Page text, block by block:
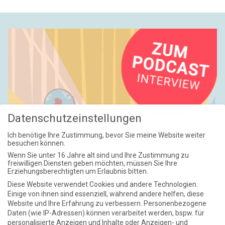
gegangen bin. Ich gönne dem allmächtigen Tod alles:
meinen klapprigen Körper, meine Gedanken, mein
Lachen – aber nicht meine Angst. Mir ist eine große
Mitgift an Angst zugefallen, ich muss sie verbrauchen
wie ein verschwenderischer Spieler – im Leben. Eine
Erbschaft darf es nicht geben. Ich habe keine
Nachkommen, nur meinen Tod. Und diesen Nachlass
jeden Weg gegangen sind, der ein Ziel versprach;
meine Augen, die jedes Ziel gesehen haben; mein
Mund, der die Frage aussprach; mein Herz, das bis
zum Hals schlug – alles, alles für die Würmer, die
Wissenschaft, für den Tod. Aber nicht meinen
Angstschweiß: Der soll eintrocknen nach der letzten,
wahnwitzigsten Verwegenheit – dann kann ich
sterben.
R: Ich ... Ich weiß nicht, was ich sagen soll. Ich kann Sie
Datenschutzeinstellungen
Ich benötige Ihre Zustimmung, bevor Sie meine Website weiter
besuchen können.
Wenn Sie unter 16 Jahre alt sind und Ihre Zustimmung zu
freiwilligen Diensten geben möchten, müssen Sie Ihre
Erziehungsberechtigten um Erlaubnis bitten.
Diese Website verwendet Cookies und andere Technologien.
Einige von ihnen sind essenziell, während andere helfen, diese
Website und Ihre Erfahrung zu verbessern. Personenbezogene
Daten (wie IP-Adressen) können verarbeitet werden, bspw. für
personalisierte Anzeigen und Inhalte oder Anzeigen- und